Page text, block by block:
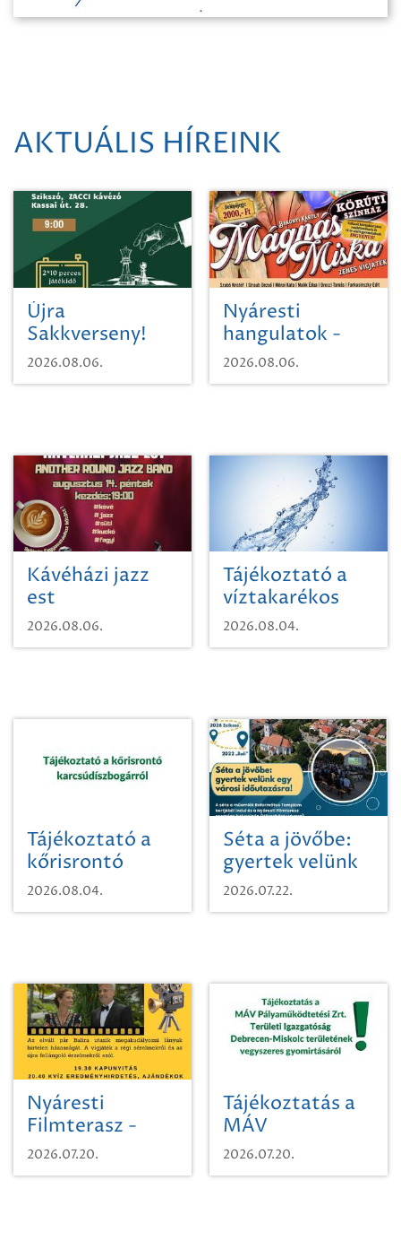
AKTUÁLIS HÍREINK
Újra
Sakkverseny!
2026.08.06.
Nyáresti
hangulatok -
Mágnás Miska
2026.08.06.
Kávéházi jazz
est
2026.08.06.
Tájékoztató a
víztakarékos
vízhasználatról
2026.08.04.
Tájékoztató a
kőrisrontó
karcsúdíszbogárról
2026.08.04.
Séta a jövőbe:
gyertek velünk
egy városi
időutazásra!
2026.07.22.
Nyáresti
Filmterasz -
Beugró a
Paradicsomba
2026.07.20.
Tájékoztatás a
MÁV
Pályaműködtetési
Zrt. Területi
2026.07.20.